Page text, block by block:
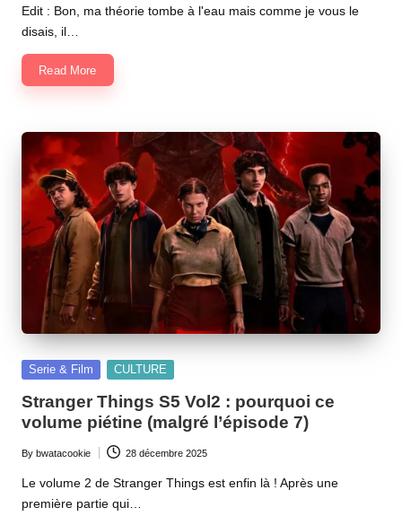
by
Edit : Bon, ma théorie tombe à l'eau mais comme je vous le
disais, il…
Read More
Posted
Serie & Film CULTURE
Stranger Things S5 Vol2 : pourquoi ce
volume piétine (malgré l’épisode 7)
Posted
by
By bwatacookie 28 décembre 2025
Le volume 2 de Stranger Things est enfin là ! Après une
première partie qui…